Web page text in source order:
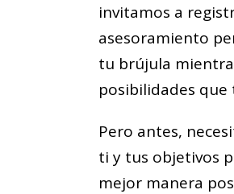
invitamos a
asesoramiento
tu brújula
posibilidades que
Pero antes,
ti y tus objetivos
mejor manera